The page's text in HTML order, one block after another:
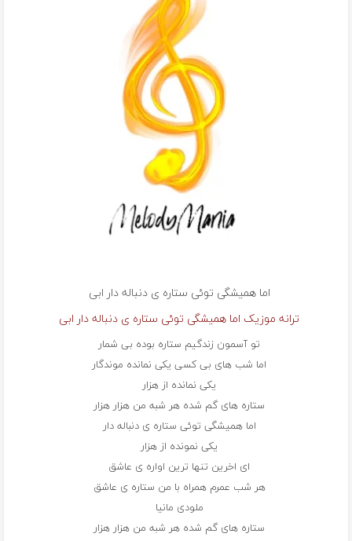
اما همیشگی توئی ستاره ی دنباله دار ابی
ترانه موزیک اما همیشگی توئی ستاره ی دنباله دار ابی
تو آسمون زندگیم ستاره بوده بی شمار
اما شب های بی کسی یکی نمانده موندگار
یکی نمانده از هزار
ستاره های گم شده هر شبه من هزار هزار
اما همیشگی توئی ستاره ی دنباله دار
یکی نمونده از هزار
ای اخرین تنها ترین اواره ی عاشق
هر شب عمرم همراه با من ستاره ی عاشق
ملودی مانیا
ستاره های گم شده هر شبه من هزار هزار